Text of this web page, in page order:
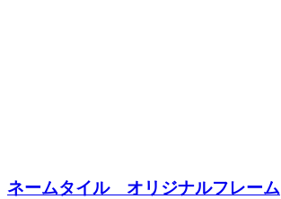
ネームタイル オリジナルフレーム